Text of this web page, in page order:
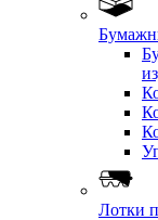
Лотки